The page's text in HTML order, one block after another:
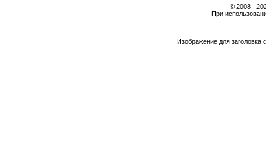
© 2008 -
При
Изображение для